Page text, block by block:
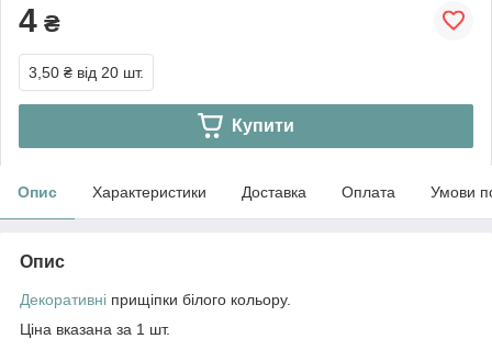
4 ₴
3,50 ₴ від 20 шт.
Купити
Опис Характеристики Доставка Оплата Умови
Опис
Декоративні прищіпки білого кольору.
Ціна вказана за 1 шт.